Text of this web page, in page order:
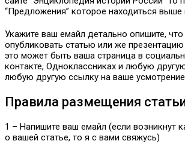
“Предложения” которое находиться выше
Укажите ваш емайл детально опишите,
опубликовать статью или же презентацию
это может быть ваша страница в
контакте, Одноклассниках и любую
любую другую ссылку на ваше
Правила размещения
1 – Напишите ваш емайл (если возникнут
о вашей статье, то я с вами свяжусь)